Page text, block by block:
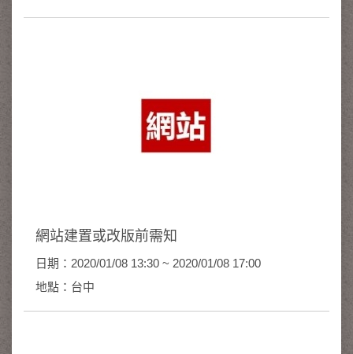
網站建置或改版前需知
日期：2020/01/08 13:30 ~ 2020/01/08 17:00
地點：台中